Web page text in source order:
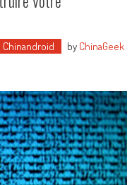
Chinandroid by ChinaGeek